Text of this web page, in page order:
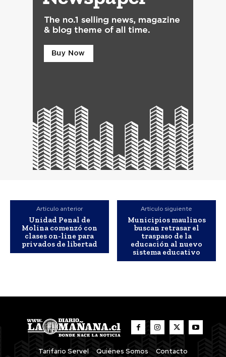
Artículo anterior
Unidad Penal de
Molina comenzó con
clases on-line para
privados de libertad
Artículo siguiente
Municipios maulinos
buscan retrasar el
traspaso de la
educación al nuevo
sistema educativo
Tarifario Servel Quiénes Somos Contacto